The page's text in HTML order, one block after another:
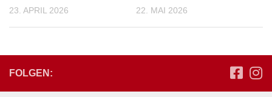
23. APRIL 2026 22. MAI 2026
FOLGEN: